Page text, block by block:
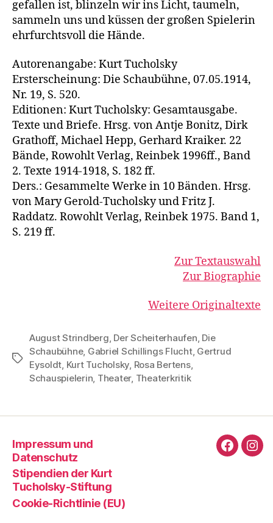
gefallen ist, blinzeln wir ins Licht, taumeln,
sammeln uns und küssen der großen Spielerin
ehrfurchtsvoll die Hände.
Autorenangabe: Kurt Tucholsky
Ersterscheinung: Die Schaubühne, 07.05.1914,
Nr. 19, S. 520.
Editionen: Kurt Tucholsky: Gesamtausgabe.
Texte und Briefe. Hrsg. von Antje Bonitz, Dirk
Grathoff, Michael Hepp, Gerhard Kraiker. 22
Bände, Rowohlt Verlag, Reinbek 1996ff., Band
2. Texte 1914-1918, S. 182 ff.
Ders.: Gesammelte Werke in 10 Bänden. Hrsg.
von Mary Gerold-Tucholsky und Fritz J.
Raddatz. Rowohlt Verlag, Reinbek 1975. Band 1,
S. 219 ff.
Zur Textauswahl
Zur Biographie
Weitere Originaltexte
Schlagwörter
August Strindberg, Der Scheiterhaufen, Die
Schaubühne, Gabriel Schillings Flucht, Gertrud
Eysoldt, Kurt Tucholsky, Rosa Bertens,
Schauspielerin, Theater, Theaterkritik
Impressum und
Datenschutz
Stipendien der Kurt
Tucholsky-Stiftung
Cookie-Richtlinie (EU)